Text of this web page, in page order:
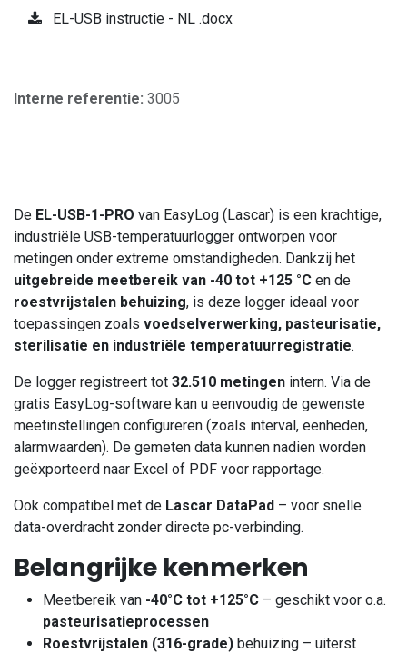
EL-USB instructie - NL .docx
Interne referentie: 3005
De EL-USB-1-PRO van EasyLog (Lascar) is een krachtige,
industriële USB-temperatuurlogger ontworpen voor
metingen onder extreme omstandigheden. Dankzij het
uitgebreide meetbereik van -40 tot +125 °C en de
roestvrijstalen behuizing, is deze logger ideaal voor
toepassingen zoals voedselverwerking, pasteurisatie,
sterilisatie en industriële temperatuurregistratie.
De logger registreert tot 32.510 metingen intern. Via de
gratis EasyLog-software kan u eenvoudig de gewenste
meetinstellingen configureren (zoals interval, eenheden,
alarmwaarden). De gemeten data kunnen nadien worden
geëxporteerd naar Excel of PDF voor rapportage.
Ook compatibel met de Lascar DataPad – voor snelle
data-overdracht zonder directe pc-verbinding.
Belangrijke kenmerken
Meetbereik van -40°C tot +125°C – geschikt voor o.a.
pasteurisatieprocessen
Roestvrijstalen (316-grade) behuizing – uiterst